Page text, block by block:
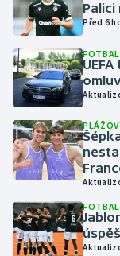
Gymnastika
Házená
Jezdectví
Judo
Krasobruslení
Lezení
Lyže a
Palici
Před 6
FOTBAL
FOTBAL